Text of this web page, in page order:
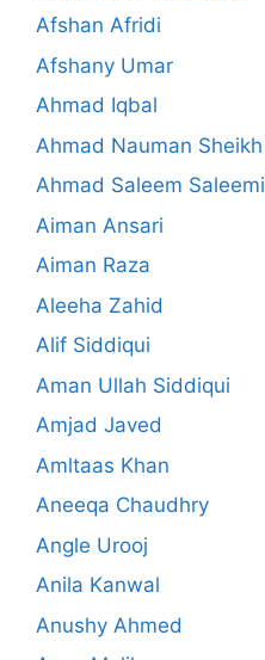
Afshan Afridi
Afshany Umar
Ahmad Iqbal
Ahmad Nauman Sheikh
Ahmad Saleem Saleemi
Aiman Ansari
Aiman Raza
Aleeha Zahid
Alif Siddiqui
Aman Ullah Siddiqui
Amjad Javed
Amltaas Khan
Aneeqa Chaudhry
Angle Urooj
Anila Kanwal
Anushy Ahmed